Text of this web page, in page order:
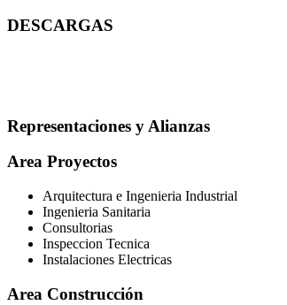
DESCARGAS
Representaciones y Alianzas
Area Proyectos
Arquitectura e Ingenieria Industrial
Ingenieria Sanitaria
Consultorias
Inspeccion Tecnica
Instalaciones Electricas
Area Construcción